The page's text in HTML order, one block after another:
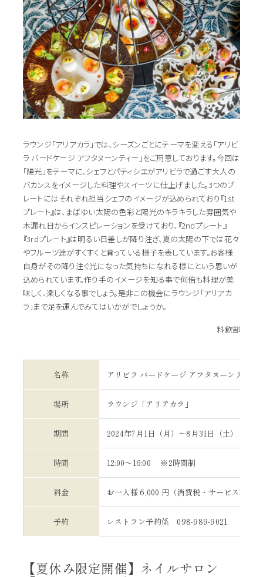
ラウンジ「アリアカラ」では、シーズンごとにテーマを変える「アリビ
ラ バードケージ アフタヌーンティー」をご用意しております。今回は
「陽光」をテーマに、シェフとパティシエがアリビラで過ごす大人の
バカンスをイメージした料理やスイーツに仕上げました。3つのプ
レートにはそれぞれ担当シェフのイメージが込められており『1st
プレート』は、まばゆい太陽の色彩と陽光のキラキラした雰囲気や
木漏れ日からインスピレーションを受けており、『2ndプレート』
『3rdプレート』は明るい日差しが降り注ぎ、夏の太陽の下では花々
やフルーツ達がすくすくと育っている様子を表しています。お客様
自身がその降り注ぐ光になった気持ちになれる様にという思いが
込められています。作り手のイメージを知る事で何倍も料理が美
味しく、楽しくなる事でしょう。是非この機会にラウンジ「アリアカ
ラ」まで足を運んでみてはいかがでしょうか。
料飲部
名称 アリビラ バードケージ アフタヌーンティー
場所 ラウンジ「アリアカラ」
期間 2024年7月1日（月）～8月31日（土）
時間 12:00～16:00 ※2時間制
料金 お一人様 6,000 円（消費税・サービス料込
予約 レストラン予約係 098-989-9021
【夏休み限定開催】ネイルサロン